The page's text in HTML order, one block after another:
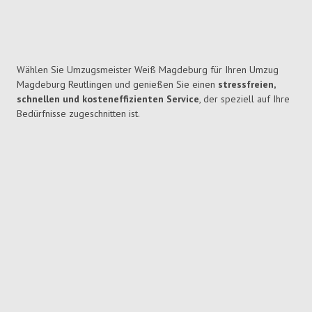
Wählen Sie Umzugsmeister Weiß Magdeburg für Ihren Umzug
Magdeburg Reutlingen und genießen Sie einen stressfreien,
schnellen und kosteneffizienten Service, der speziell auf Ihre
Bedürfnisse zugeschnitten ist.